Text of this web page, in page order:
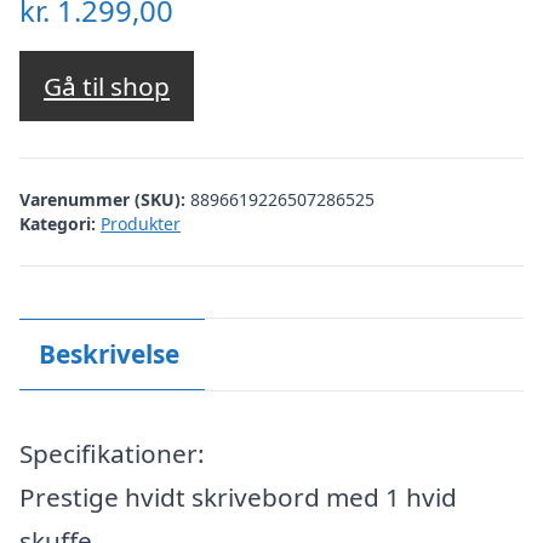
kr. 1.299,00
Gå til shop
Varenummer (SKU): 8896619226507286525
Kategori: Produkter
Beskrivelse
Specifikationer:
Prestige hvidt skrivebord med 1 hvid